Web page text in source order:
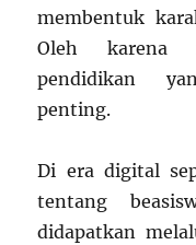
membentuk
Oleh karena
pendidikan
penting.
Di era digital
tentang
didapatkan